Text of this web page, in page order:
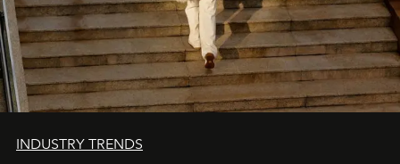
INDUSTRY TRENDS